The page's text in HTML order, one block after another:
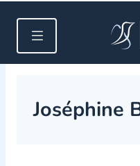
Joséphine